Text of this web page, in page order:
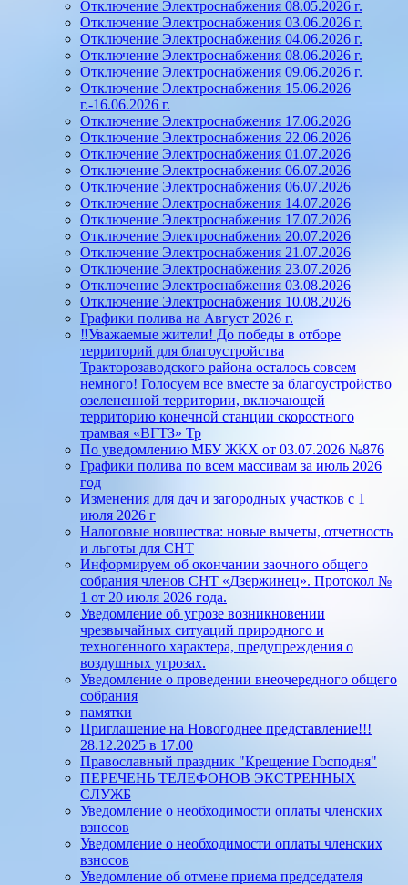
Отключение Электроснабжения 08.05.2026 г.
Отключение Электроснабжения 03.06.2026 г.
Отключение Электроснабжения 04.06.2026 г.
Отключение Электроснабжения 08.06.2026 г.
Отключение Электроснабжения 09.06.2026 г.
Отключение Электроснабжения 15.06.2026
г.-16.06.2026 г.
Отключение Электроснабжения 17.06.2026
Отключение Электроснабжения 22.06.2026
Отключение Электроснабжения 01.07.2026
Отключение Электроснабжения 06.07.2026
Отключение Электроснабжения 06.07.2026
Отключение Электроснабжения 14.07.2026
Отключение Электроснабжения 17.07.2026
Отключение Электроснабжения 20.07.2026
Отключение Электроснабжения 21.07.2026
Отключение Электроснабжения 23.07.2026
Отключение Электроснабжения 03.08.2026
Отключение Электроснабжения 10.08.2026
Графики полива на Август 2026 г.
‼️Уважаемые жители! До победы в отборе
территорий для благоустройства
Тракторозаводского района осталось совсем
немного! Голосуем все вместе за благоустройство
озелененной территории, включающей
территорию конечной станции скоростного
трамвая «ВГТЗ» Тр
По уведомлению МБУ ЖКХ от 03.07.2026 №876
Графики полива по всем массивам за июль 2026
год
Изменения для дач и загородных участков с 1
июля 2026 г
Налоговые новшества: новые вычеты, отчетность
и льготы для СНТ
Информируем об окончании заочного общего
собрания членов СНТ «Дзержинец». Протокол №
1 от 20 июля 2026 года.
Уведомление об угрозе возникновении
чрезвычайных ситуаций природного и
техногенного характера, предупреждения о
воздушных угрозах.
Уведомление о проведении внеочередного общего
собрания
памятки
Приглашение на Новогоднее представление!!!
28.12.2025 в 17.00
Православный праздник "Крещение Господня"
ПЕРЕЧЕНЬ ТЕЛЕФОНОВ ЭКСТРЕННЫХ
СЛУЖБ
Уведомление о необходимости оплаты членских
взносов
Уведомление о необходимости оплаты членских
взносов
Уведомление об отмене приема председателя